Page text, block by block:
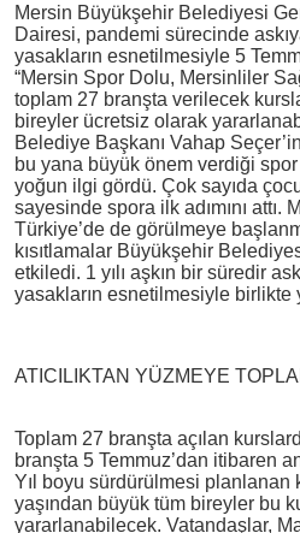
Mersin Büyükşehir Belediyesi
Dairesi, pandemi sürecinde
yasakların esnetilmesiyle 5
“Mersin Spor Dolu, Mersinliler
toplam 27 branşta verilecek
bireyler ücretsiz olarak
Belediye Başkanı Vahap
bu yana büyük önem verdiği spor
yoğun ilgi gördü. Çok sayıda
sayesinde spora ilk adımını attı.
Türkiye’de de görülmeye
kısıtlamalar Büyükşehir
etkiledi. 1 yılı aşkın bir süredir
yasakların esnetilmesiyle birlikte
ATICILIKTAN YÜZMEYE
Toplam 27 branşta açılan
branşta 5 Temmuz’dan itibaren
Yıl boyu sürdürülmesi planlanan
yaşından büyük tüm bireyler bu
yararlanabilecek. Vatandaşlar,